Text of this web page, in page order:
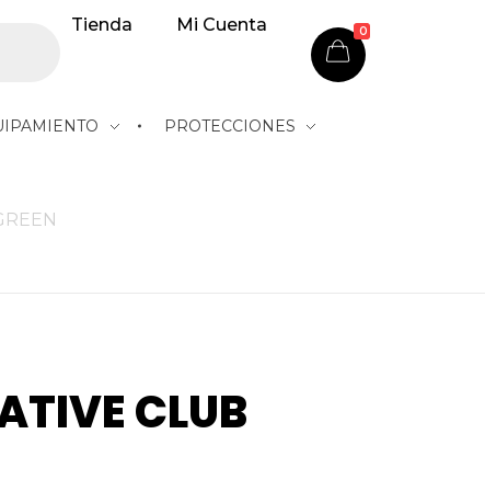
Tienda Mi Cuenta 0
PROTECCIONES
CLUB